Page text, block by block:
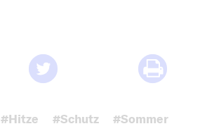
#Hitze #Schutz #Sommer